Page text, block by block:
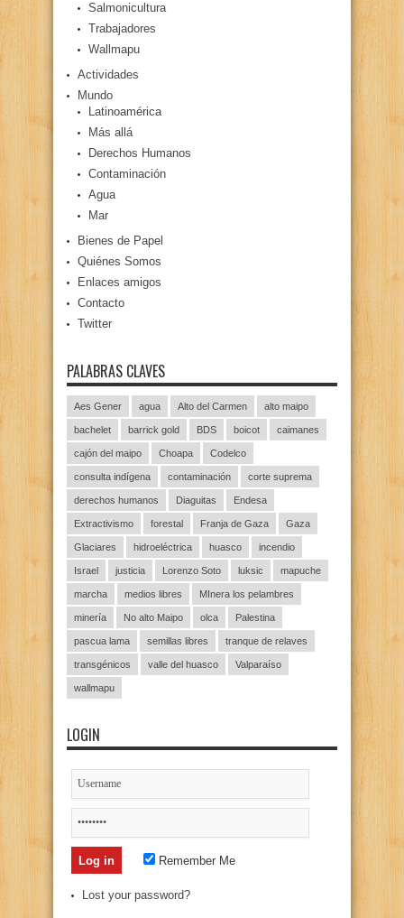
Salmonicultura
Trabajadores
Wallmapu
Actividades
Mundo
Latinoamérica
Más allá
Derechos Humanos
Contaminación
Agua
Mar
Bienes de Papel
Quiénes Somos
Enlaces amigos
Contacto
Twitter
PALABRAS CLAVES
Aes Gener agua Alto del Carmen alto maipo
bachelet barrick gold BDS boicot caimanes
cajón del maipo Choapa Codelco
consulta indígena contaminación corte suprema
derechos humanos Diaguitas Endesa
Extractivismo forestal Franja de Gaza Gaza
Glaciares hidroeléctrica huasco incendio
Israel justicia Lorenzo Soto luksic mapuche
marcha medios libres MInera los pelambres
minería No alto Maipo olca Palestina
pascua lama semillas libres tranque de relaves
transgénicos valle del huasco Valparaíso
wallmapu
LOGIN
Remember Me
Lost your password?